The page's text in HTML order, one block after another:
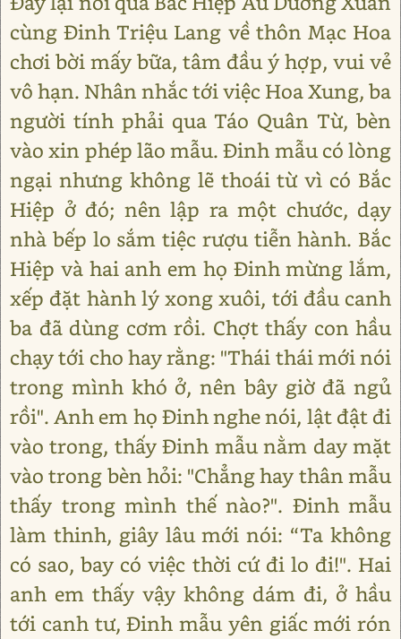
cùng Đinh Triệu Lang về thôn Mạc Hoa
chơi bời mấy bữa, tâm đầu ý hợp, vui vẻ
vô hạn. Nhân nhắc tới việc Hoa Xung, ba
người tính phải qua Táo Quân Từ, bèn
vào xin phép lão mẫu. Đinh mẫu có lòng
ngại nhưng không lẽ thoái từ vì có Bắc
Hiệp ở đó; nên lập ra một chước, dạy
nhà bếp lo sắm tiệc rượu tiễn hành. Bắc
Hiệp và hai anh em họ Đinh mừng lắm,
xếp đặt hành lý xong xuôi, tới đầu canh
ba đã dùng cơm rồi. Chợt thấy con hầu
chạy tới cho hay rằng: "Thái thái mới nói
trong mình khó ở, nên bây giờ đã ngủ
rồi". Anh em họ Đinh nghe nói, lật đật đi
vào trong, thấy Đinh mẫu nằm day mặt
vào trong bèn hỏi: "Chẳng hay thân mẫu
thấy trong mình thế nào?". Đinh mẫu
làm thinh, giây lâu mới nói: “Ta không
có sao, bay có việc thời cứ đi lo đi!". Hai
anh em thấy vậy không dám đi, ở hầu
tới canh tư, Đinh mẫu yên giấc mới rón